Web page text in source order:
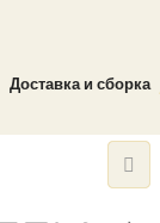
Доставка и сборка